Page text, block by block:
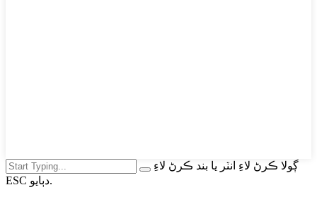
ڳولا ڪرڻ لاءِ انٽر يا بند ڪرڻ لاءِ
ESC دٻايو.